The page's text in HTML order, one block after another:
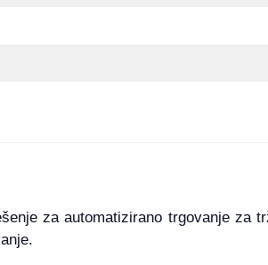
za automatizirano trgovanje za